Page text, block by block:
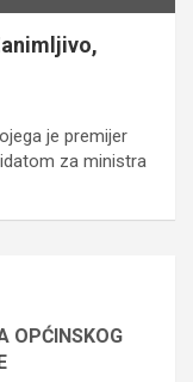
je premijer
za ministra
OPĆINSKOG